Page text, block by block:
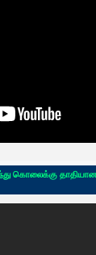
கொலைக்கு தாதியான